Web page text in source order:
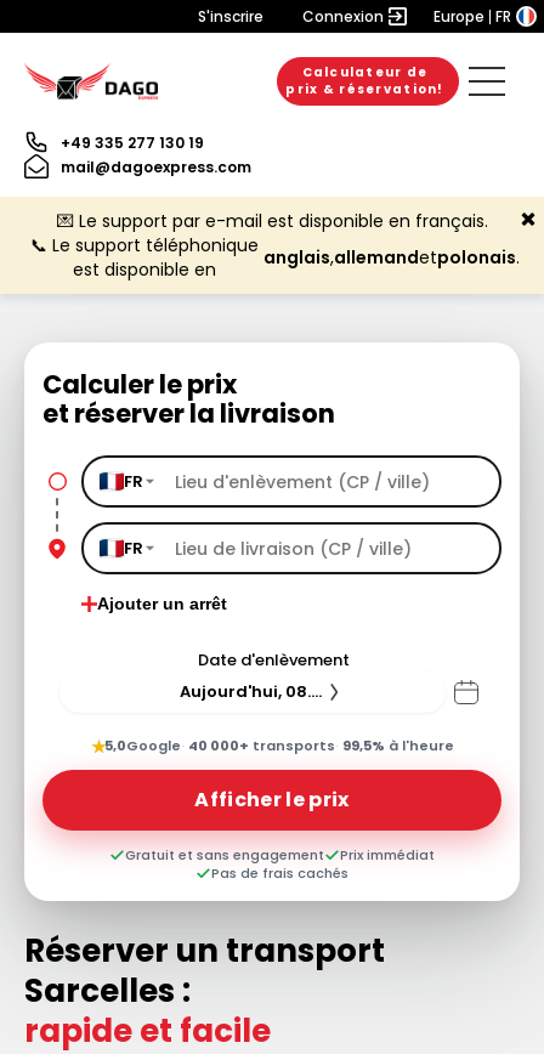
S'inscrire Connexion Europe FR
Calculateur de
prix & réservation!
+49 335 277 130 19
mail@dagoexpress.com
💌 Le support par e-mail est disponible en français.
📞 Le support téléphonique
est disponible en
anglais,allemandetpolonais.
Calculer le prix
et réserver la livraison
FR
FR
Ajouter un arrêt
Date d'enlèvement
Aujourd'hui, 08.08.26
★5,0Google· 40 000+ transports· 99,5% à l'heure
Afficher le prix
Gratuit et sans engagement
Prix immédiat
Pas de frais cachés
Réserver un transport
Sarcelles :
rapide et facile